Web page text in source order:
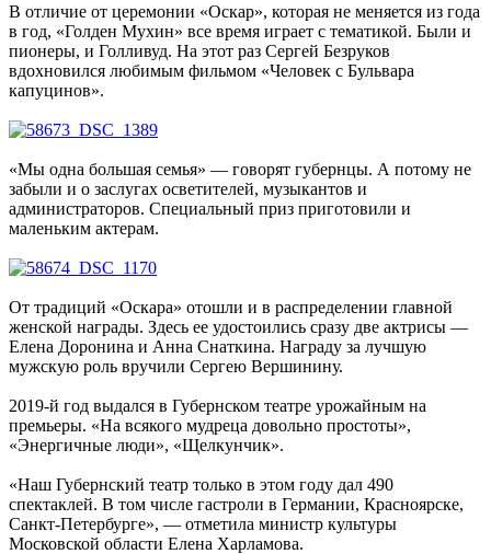
В отличие от церемонии «Оскар», которая не меняется из года
в год, «Голден Мухин» все время играет с тематикой. Были и
пионеры, и Голливуд. На этот раз Сергей Безруков
вдохновился любимым фильмом «Человек с Бульвара
капуцинов».
«Мы одна большая семья» — говорят губернцы. А потому не
забыли и о заслугах осветителей, музыкантов и
администраторов. Специальный приз приготовили и
маленьким актерам.
От традиций «Оскара» отошли и в распределении главной
женской награды. Здесь ее удостоились сразу две актрисы —
Елена Доронина и Анна Снаткина. Награду за лучшую
мужскую роль вручили Сергею Вершинину.
2019-й год выдался в Губернском театре урожайным на
премьеры. «На всякого мудреца довольно простоты»,
«Энергичные люди», «Щелкунчик».
«Наш Губернский театр только в этом году дал 490
спектаклей. В том числе гастроли в Германии, Красноярске,
Санкт-Петербурге», — отметила министр культуры
Московской области Елена Харламова.